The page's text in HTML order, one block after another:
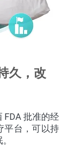
久，改
FDA 批准的经
平台，可以持